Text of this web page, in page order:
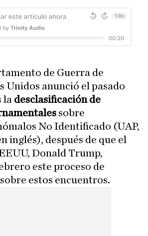
de Guerra de
Unidos anunció el pasado
la desclasificación de
sobre
No Identificado (UAP,
inglés), después de que el
Donald Trump,
este proceso de
estos encuentros.